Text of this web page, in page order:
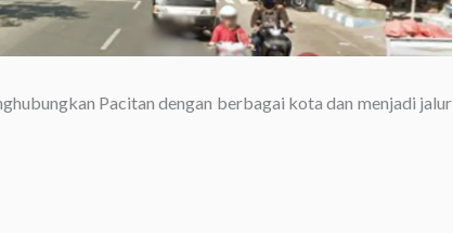
Pacitan dengan berbagai kota dan menjadi jalur